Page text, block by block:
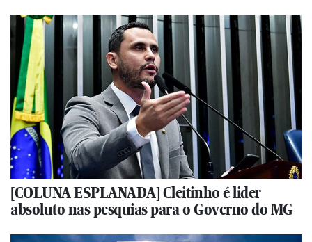
[COLUNA ESPLANADA] Cleitinho é lider
absoluto nas pesquias para o Governo do MG